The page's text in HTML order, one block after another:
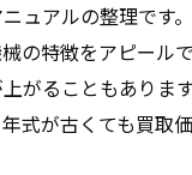
ュアルの整理です
の特徴をアピール
がることもありま
式が古くても買取